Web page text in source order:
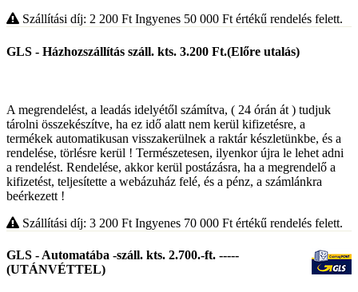
Szállítási díj: 2 200 Ft Ingyenes 50 000 Ftértékű rendelés felett.
GLS - Házhozszállítás száll. kts. 3.200 Ft.(Előre utalás)
A megrendelést, a leadás idelyétől számítva, ( 24 órán át ) tudjuk
tárolni összekészítve, ha ez idő alatt nem kerül kifizetésre, a
termékek automatikusan visszakerülnek a raktár készletünkbe, és a
rendelése, törlésre kerül ! Természetesen, ilyenkor újra le lehet adni
a rendelést. Rendelése, akkor kerül postázásra, ha a megrendelő a
kifizetést, teljesítette a webázuház felé, és a pénz, a számlánkra
beérkezett !
Szállítási díj: 3 200 Ft Ingyenes 70 000 Ft értékű rendelés felett.
GLS - Automatába -száll. kts. 2.700.-ft. -----
(UTÁNVÉTTEL)